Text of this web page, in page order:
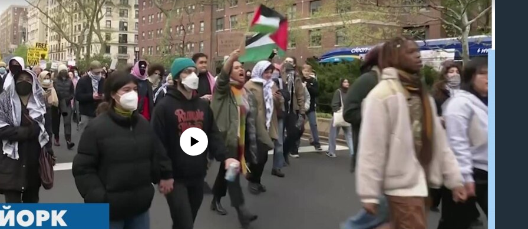
No media source currently available